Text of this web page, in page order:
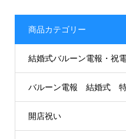
商品カテゴリー
結婚式バルーン電報・祝
バルーン電報 結婚式
開店祝い